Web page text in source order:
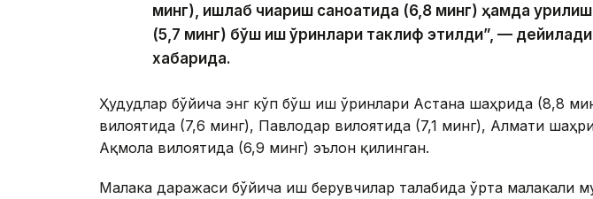
минг), ишлаб чиқариш саноатида (6,8 минг) ҳамда
(5,7 минг) бўш иш ўринлари таклиф этилди”, —
хабарида.
Ҳудудлар бўйича энг кўп бўш иш ўринлари Астана шаҳрида (8,8
вилоятида (7,6 минг), Павлодар вилоятида (7,1 минг), Алмати
Ақмола вилоятида (6,9 минг) эълон қилинган.
Малака даражаси бўйича иш берувчилар талабида ўрта малакали